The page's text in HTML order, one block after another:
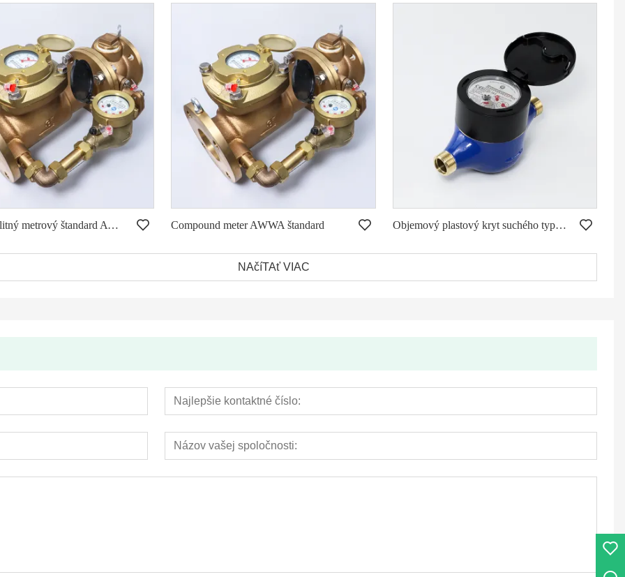
Plastový rotačný piestový vodomer Ekonomická multi jet suchý typ vodomeru (ITRON modelu) Objemový ultrazvukový vodomer
Vysokokvalitný metrový štandard AWWA Compound meter AWWA štandard Objemový plastový kryt suchého typu s diaľkovým káblom MID
NAčíTAť VIAC